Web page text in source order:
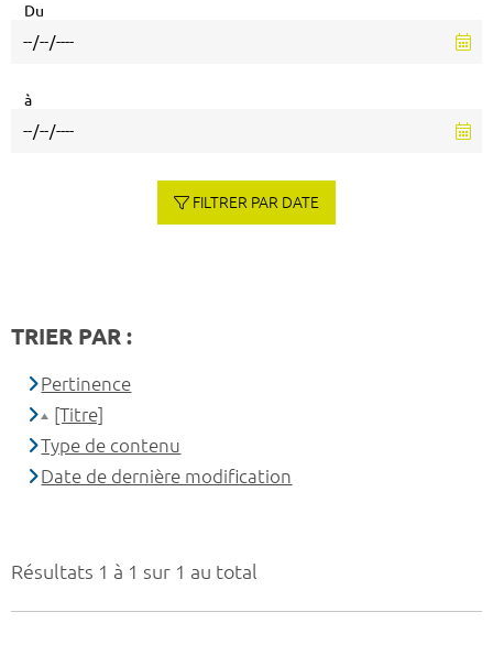
Résultats 1 à 1 sur 1 au total
Du
à
FILTRER PAR DATE
TRIER PAR :
Pertinence
[Titre]
Type de contenu
Date de dernière modification